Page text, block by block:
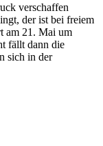
verschaffen
der ist bei freiem
am 21. Mai um
fällt dann die
sich in der